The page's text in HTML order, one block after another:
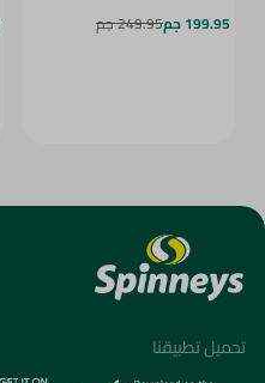
199.95 جم
249.95 جم
تحميل تطبيقنا